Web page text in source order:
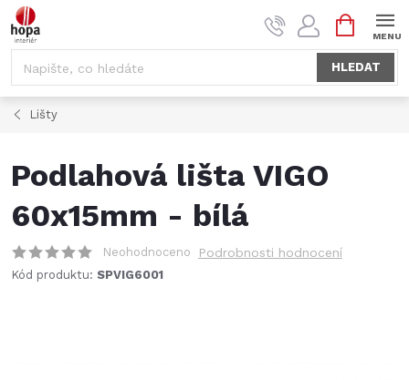
Přejít
na
HLEDAT
NÁKUPNÍ
KOŠÍK
Lišty
Podlahová lišta VIGO
60x15mm - bílá
Neohodnoceno Podrobnosti hodnocení
Kód produktu: SPVIG6001